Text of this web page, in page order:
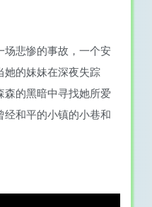
悲惨的事故，一个安
她的妹妹在深夜失踪
的黑暗中寻找她所爱
和平的小镇的小巷和